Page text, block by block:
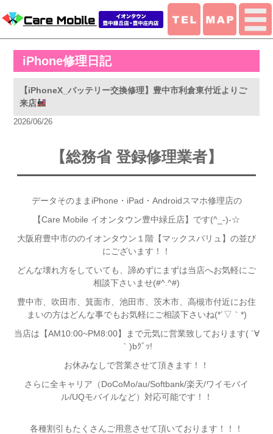
iPhone修理日記
【iPhoneX_バッテリー交換修理】豊中市利倉東付近よりご
来店
2026/06/26
【総務省 登録修理業者】
データそのままiPhone・iPad・Androidスマホ修理店の
【Care Mobile イオンタウン豊中緑丘店】です(^_-)-☆
大阪府豊中市ののイオンタウン１階【マックスバリュ】の並び
にございます！！
どんな壊れ方をしていても、諦めずにまずは当店へお気軽にご
相談下さいませ(#^.^#)
豊中市、吹田市、箕面市、池田市、茨木市、高槻市付近にお住
まいの方はどんな事でもお気軽にご相談下さいね(*´▽｀*)
当店は【AM10:00~PM8:00】まで元気に営業致しております( ´∀
｀)bｸﾞｯ!
お休みなしで営業させて頂きます！！
さらに全キャリア（DoCoMo/au/Softbank/楽天/ワイモバイ
ル/UQモバイルなど）対応可能です！！
各種割引もたくさんご用意させて頂いております！！！